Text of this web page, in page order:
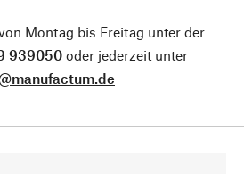
Montag bis Freitag unter der
939050oder jederzeit unter